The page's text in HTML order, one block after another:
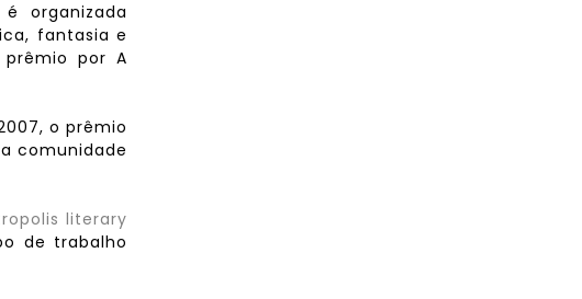
organizada
fantasia e
prêmio por A
o prêmio
comunidade
literary
de trabalho